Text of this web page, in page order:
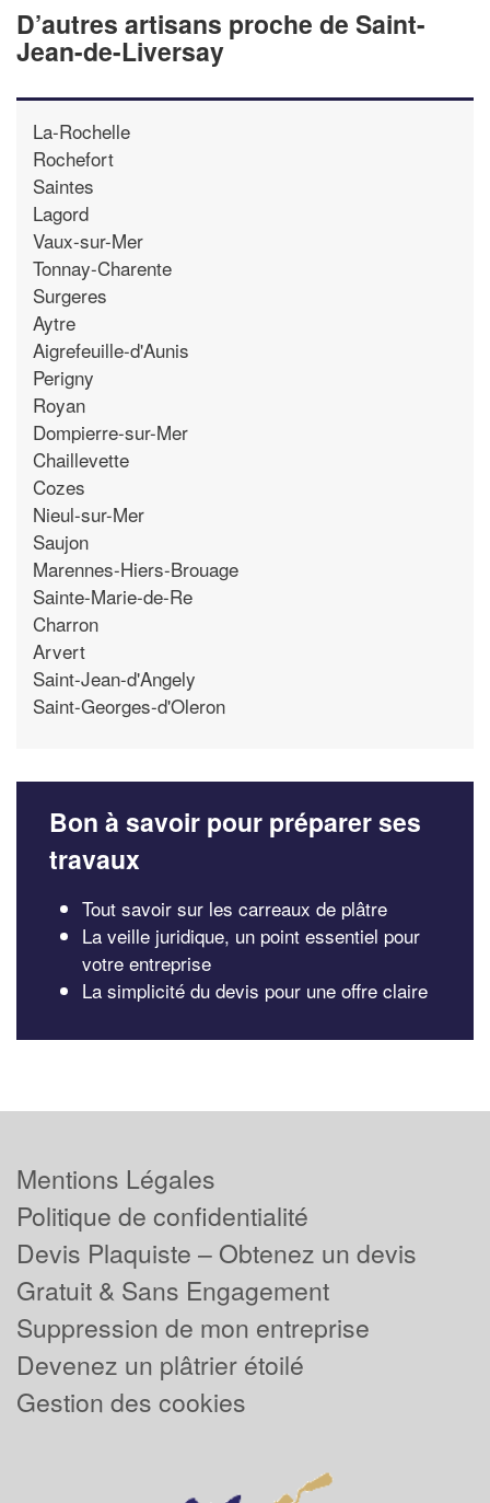
D’autres artisans proche de Saint-
Jean-de-Liversay
La-Rochelle
Rochefort
Saintes
Lagord
Vaux-sur-Mer
Tonnay-Charente
Surgeres
Aytre
Aigrefeuille-d'Aunis
Perigny
Royan
Dompierre-sur-Mer
Chaillevette
Cozes
Nieul-sur-Mer
Saujon
Marennes-Hiers-Brouage
Sainte-Marie-de-Re
Charron
Arvert
Saint-Jean-d'Angely
Saint-Georges-d'Oleron
Bon à savoir pour préparer ses
travaux
Tout savoir sur les carreaux de plâtre
La veille juridique, un point essentiel pour
votre entreprise
La simplicité du devis pour une offre claire
Mentions Légales
Politique de confidentialité
Devis Plaquiste – Obtenez un devis
Gratuit & Sans Engagement
Suppression de mon entreprise
Devenez un plâtrier étoilé
Gestion des cookies